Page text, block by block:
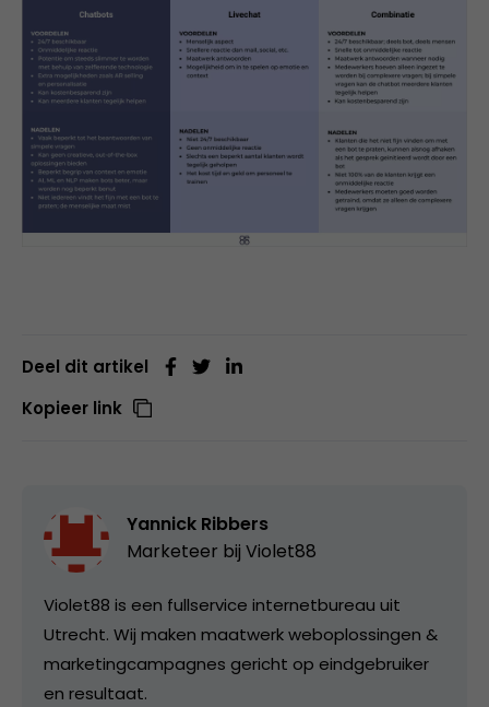
Deel dit artikel
Kopieer link
Yannick Ribbers
Marketeer bij Violet88
Violet88 is een fullservice internetbureau uit
Utrecht. Wij maken maatwerk weboplossingen &
marketingcampagnes gericht op eindgebruiker
en resultaat.